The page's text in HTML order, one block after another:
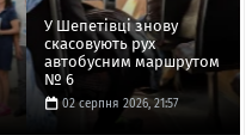
У Шепетівці знову
скасовують рух
автобусним маршрутом
№ 6
02 серпня 2026, 21:57